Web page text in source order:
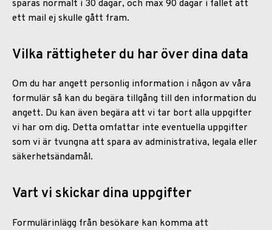
sparas normalt i 30 dagar, och max 90 dagar i fallet att
ett mail ej skulle gått fram.
Vilka rättigheter du har över dina data
Om du har angett personlig information i någon av våra
formulär så kan du begära tillgång till den information du
angett. Du kan även begära att vi tar bort alla uppgifter
vi har om dig. Detta omfattar inte eventuella uppgifter
som vi är tvungna att spara av administrativa, legala eller
säkerhetsändamål.
Vart vi skickar dina uppgifter
Formulärinlägg från besökare kan komma att